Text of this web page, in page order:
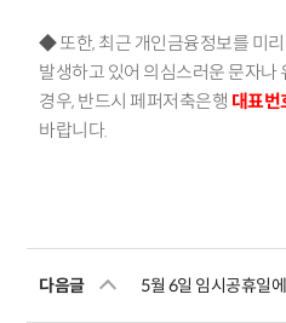
◆ 또한, 최근 개인금융정보를 미
발생하고 있어 의심스러운 문자나
경우, 반드시 페퍼저축은행 대표번
바랍니다.
다음글 5월 6일 임시공휴일